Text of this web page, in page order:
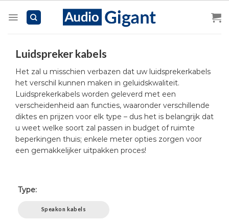
Luidspreker kabels
Het zal u misschien verbazen dat uw luidsprekerkabels
het verschil kunnen maken in geluidskwaliteit.
Luidsprekerkabels worden geleverd met een
verscheidenheid aan functies, waaronder verschillende
diktes en prijzen voor elk type – dus het is belangrijk dat
u weet welke soort zal passen in budget of ruimte
beperkingen thuis; enkele meter opties zorgen voor
een gemakkelijker uitpakken proces!
Type:
Speakon kabels